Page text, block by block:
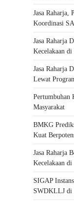
Jasa Raharja,
Koordinasi
Jasa Raharja
Kecelakaan
Jasa Raharja
Lewat
Pertumbuhan
Masyarakat
BMKG
Kuat
Jasa Raharja
Kecelakaan
SIGAP
SWDKLLJ di